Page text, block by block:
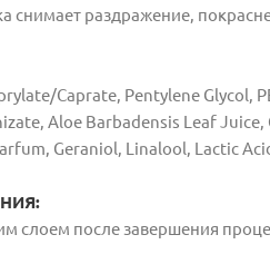
снимает раздражение,
Caprate, Pentylene
Aloe Barbadensis Leaf
Geraniol, Linalool, Lactic
слоем после завершения